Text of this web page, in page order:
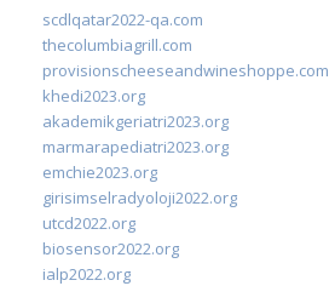
scdlqatar2022-qa.com
thecolumbiagrill.com
provisionscheeseandwineshoppe.com
khedi2023.org
akademikgeriatri2023.org
marmarapediatri2023.org
emchie2023.org
girisimselradyoloji2022.org
utcd2022.org
biosensor2022.org
ialp2022.org